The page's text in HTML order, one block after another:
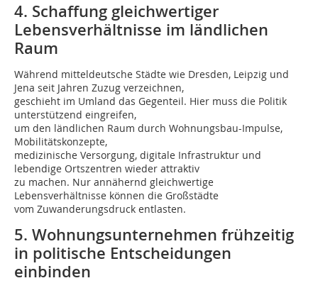
4. Schaffung gleichwertiger
Lebensverhältnisse im ländlichen
Raum
Während mitteldeutsche Städte wie Dresden, Leipzig und
Jena seit Jahren Zuzug verzeichnen,
geschieht im Umland das Gegenteil. Hier muss die Politik
unterstützend eingreifen,
um den ländlichen Raum durch Wohnungsbau-Impulse,
Mobilitätskonzepte,
medizinische Versorgung, digitale Infrastruktur und
lebendige Ortszentren wieder attraktiv
zu machen. Nur annähernd gleichwertige
Lebensverhältnisse können die Großstädte
vom Zuwanderungsdruck entlasten.
5. Wohnungsunternehmen frühzeitig
in politische Entscheidungen
einbinden